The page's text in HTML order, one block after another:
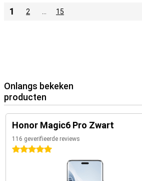
1 2 15
Onlangs bekeken
producten
Honor Magic6 Pro Zwart
116 geverifieerde reviews
5 sterren